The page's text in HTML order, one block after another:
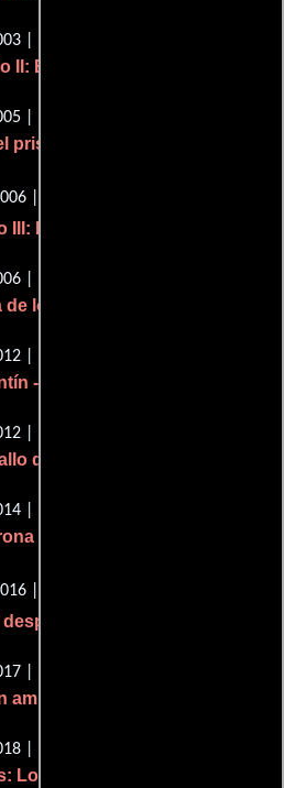
| Mejor música
II: El ataque de los clones
| Mejor música
prisionero de Azkaban
| Mejor música
III: La venganza de los sith
| Mejor música
de los mundos
| Mejor música
- El secreto del Unicornio
| Mejor música
de guerra
| Mejor música
de libros
| Mejor música
de la fuerza
| Mejor música
amigo gigante
| Mejor música
Los últimos jedi